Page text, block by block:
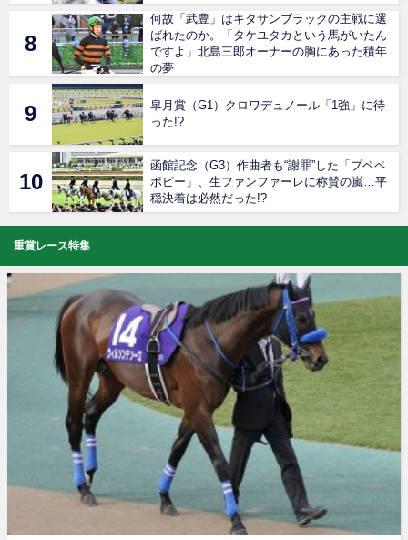
何故「武豊」はキタサンブラックの主戦に選
ばれたのか。「タケユタカという馬がいたん
ですよ」北島三郎オーナーの胸にあった積年
の夢
皐月賞（G1）クロワデュノール「1強」に待
った!?
函館記念（G3）作曲者も“謝罪”した「プペペ
ポピー」、生ファンファーレに称賛の嵐…平
穏決着は必然だった!?
重賞レース特集